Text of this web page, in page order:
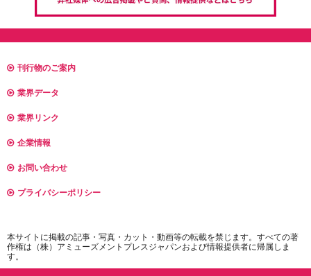
刊行物のご案内
業界データ
業界リンク
企業情報
お問い合わせ
プライバシーポリシー
本サイトに掲載の記事・写真・カット・動画等の転載を禁じます。すべての著
作権は（株）アミューズメントプレスジャパンおよび情報提供者に帰属しま
す。